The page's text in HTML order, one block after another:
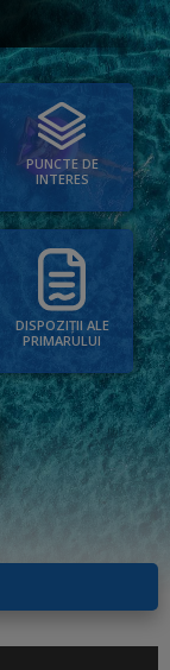
PUNCTE DE
INTERES
DISPOZIȚII ALE
PRIMARULUI